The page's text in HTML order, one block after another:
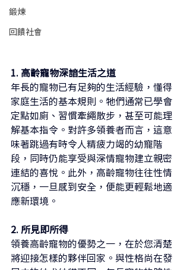
鍛煉
回饋社會
1. 高齡寵物深諳生活之道
年長的寵物已有足夠的生活經驗，懂得
家庭生活的基本規則。牠們通常已學會
定點如廁、習慣牽繩散步，甚至可能理
解基本指令。對許多領養者而言，這意
味著跳過有時令人精疲力竭的幼寵階
段，同時仍能享受與深情寵物建立親密
連結的喜悅。此外，高齡寵物往往性情
沉穩，一旦感到安全，便能更輕鬆地適
應新環境。
2. 所見即所得
領養高齡寵物的優勢之一，在於您清楚
將迎接怎樣的夥伴回家。與性格尚在發